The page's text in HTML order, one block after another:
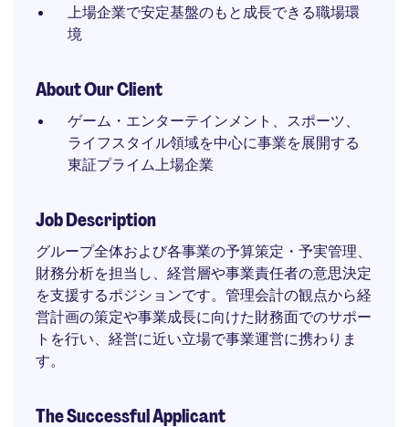
上場企業で安定基盤のもと成長できる職場環
境
About Our Client
ゲーム・エンターテインメント、スポーツ、
ライフスタイル領域を中心に事業を展開する
東証プライム上場企業
Job Description
グループ全体および各事業の予算策定・予実管理、
財務分析を担当し、経営層や事業責任者の意思決定
を支援するポジションです。管理会計の観点から経
営計画の策定や事業成長に向けた財務面でのサポー
トを行い、経営に近い立場で事業運営に携わりま
す。
The Successful Applicant